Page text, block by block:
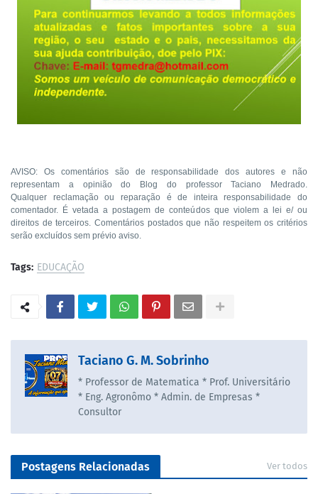
AVISO: Os comentários são de responsabilidade dos autores e não
representam a opinião do Blog do professor Taciano Medrado.
Qualquer reclamação ou reparação é de inteira responsabilidade do
comentador. É vetada a postagem de conteúdos que violem a lei e/ ou
direitos de terceiros. Comentários postados que não respeitem os critérios
serão excluídos sem prévio aviso.
Tags: EDUCAÇÃO
Taciano G. M. Sobrinho
* Professor de Matematica * Prof. Universitário
* Eng. Agronômo * Admin. de Empresas *
Consultor
Postagens Relacionadas Ver todos